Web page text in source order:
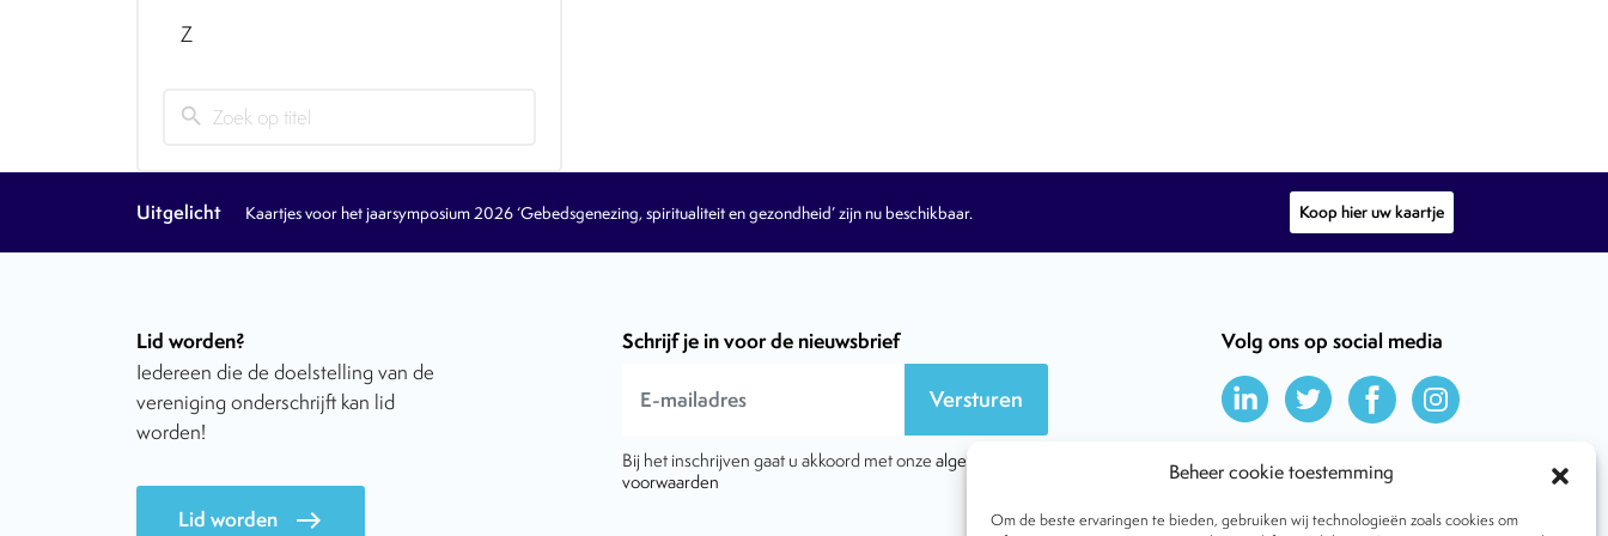
Beheer cookie toestemming
Om de beste ervaringen te bieden, gebruiken wij technologieën zoals cookies om
Z
search
Uitgelicht Kaartjes voor het jaarsymposium 2026 ‘Gebedsgenezing, spiritualiteit en gezondheid’ zijn nu beschikbaar. Koop hier uw kaartje
Lid worden?
Iedereen die de doelstelling van de
vereniging onderschrijft kan lid
worden!
Lid worden east
Schrijf je in voor de nieuwsbrief
Versturen
Bij het inschrijven gaat u akkoord met onze algemene
voorwaarden
Volg ons op social media